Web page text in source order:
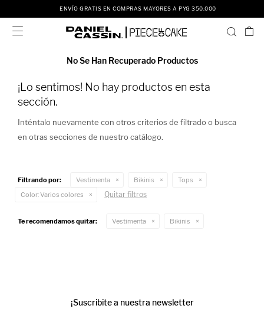
ENVÍO GRATIS EN COMPRAS MAYORES A PYG 350.000

No Se Han Recuperado Productos
¡Lo sentimos! No hay productos en esta
sección.
Inténtalo nuevamente con otros criterios de filtrado o busca
en otras secciones de nuestro catálogo.
Filtrando por: Vestimenta Bikinis
Tops
Color:Varios colores Quitar filtros
Te recomendamos quitar: Vestimenta Bikinis
¡Suscribite a nuestra newsletter